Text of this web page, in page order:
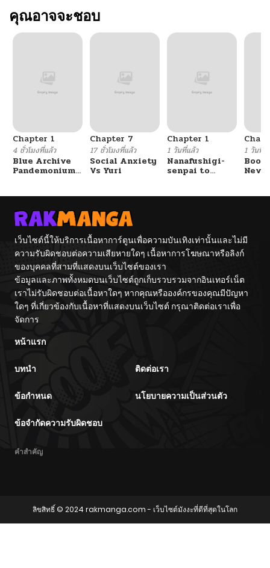
คุณอาจจะชอบ
Chapter 1
4 ชั่วโมงที่แล้ว
Blue Archive
Pandemonium
Chapter 7
17 ชั่วโมงที่แล้ว
Social Anxiety
Vs Yuri
Chapter 1
1 วันที่แล้ว
Nanafushigi-
senpai to
1 วันที่แ
เว็บไซต์นี้ให้บริการเนื้อหาการ์ตูนเพื่อความบันเทิงเท่านั้นและไม่มี
ความรับผิดชอบต่อความเสียหายใดๆ เนื้อหาการโฆษณาหรือลิงก์
ของบุคคลที่สามที่แสดงบนเว็บไซต์ของเรา
ข้อมูลและภาพทั้งหมดบนเว็บไซต์ถูกเก็บรวบรวมจากอินเทอร์เน็ต
เราไม่รับผิดชอบต่อเนื้อหาใดๆ หากคุณหรือองค์กรของคุณมีปัญหา
ใดๆ ที่เกี่ยวข้องกับเนื้อหาที่แสดงบนเว็บไซต์ กรุณาติดต่อเราเพื่อ
จัดการ
หน้าแรก
บทนำ ติดต่อเรา
ข้อกำหนด นโยบายความเป็นส่วนตัว
ข้อจำกัดความรับผิดชอบ
คำสำคัญ
ลิขสิทธิ์ © 2024 rakmanga.com- เว็บไซต์มังงะที่ดีที่สุดในโลก